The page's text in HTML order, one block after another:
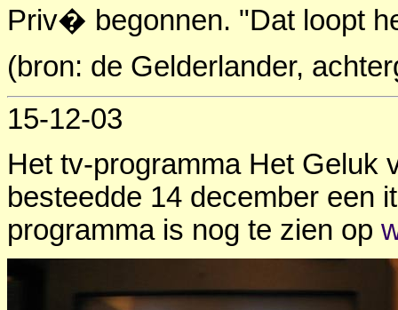
Priv� begonnen. "Dat loopt
(bron: de Gelderlander,
15-12-03
Het tv-programma Het Geluk
besteedde 14 december een
programma is nog te zien op